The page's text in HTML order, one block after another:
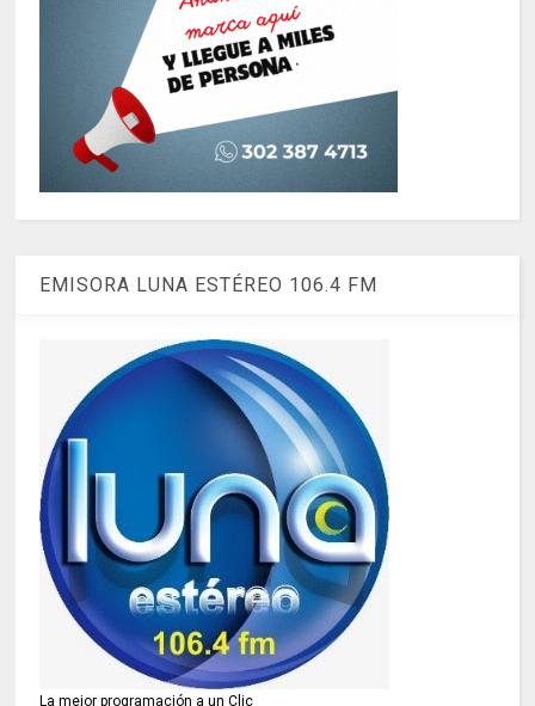
EMISORA LUNA ESTÉREO 106.4 FM
La mejor programación a un Clic